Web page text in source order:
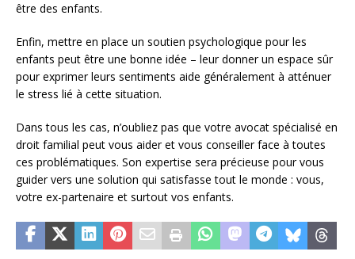
être des enfants.
Enfin, mettre en place un soutien psychologique pour les
enfants peut être une bonne idée – leur donner un espace sûr
pour exprimer leurs sentiments aide généralement à atténuer
le stress lié à cette situation.
Dans tous les cas, n’oubliez pas que votre avocat spécialisé en
droit familial peut vous aider et vous conseiller face à toutes
ces problématiques. Son expertise sera précieuse pour vous
guider vers une solution qui satisfasse tout le monde : vous,
votre ex-partenaire et surtout vos enfants.